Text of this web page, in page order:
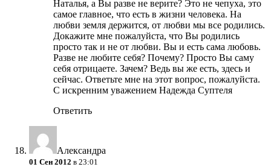
Наталья, а Вы разве не верите? Это не чепуха, это
самое главное, что есть в жизни человека. На
любви земля держится, от любви мы все родились.
Докажите мне пожалуйста, что Вы родились
просто так и не от любви. Вы и есть сама любовь.
Разве не любите себя? Почему? Просто Вы саму
себя отрицаете. Зачем? Ведь вы же есть, здесь и
сейчас. Ответьте мне на этот вопрос, пожалуйста.
С искренним уважением Надежда Суптеля
Ответить
Александра
01 Сен 2012 в 23:01